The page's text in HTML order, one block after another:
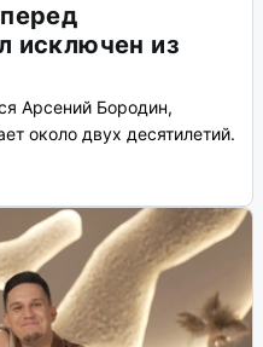
исключен из
Арсений Бородин,
около двух десятилетий.